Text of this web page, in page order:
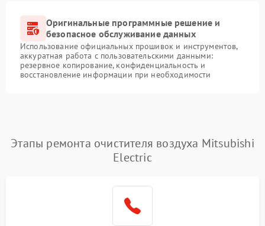
Оригинальные программные решение и
безопасное обслуживание данных
Использование официальных прошивок и инструментов,
аккуратная работа с пользовательскими данными:
резервное копирование, конфиденциальность и
восстановление информации при необходимости
Этапы ремонта очистителя воздуха Mitsubishi
Electric